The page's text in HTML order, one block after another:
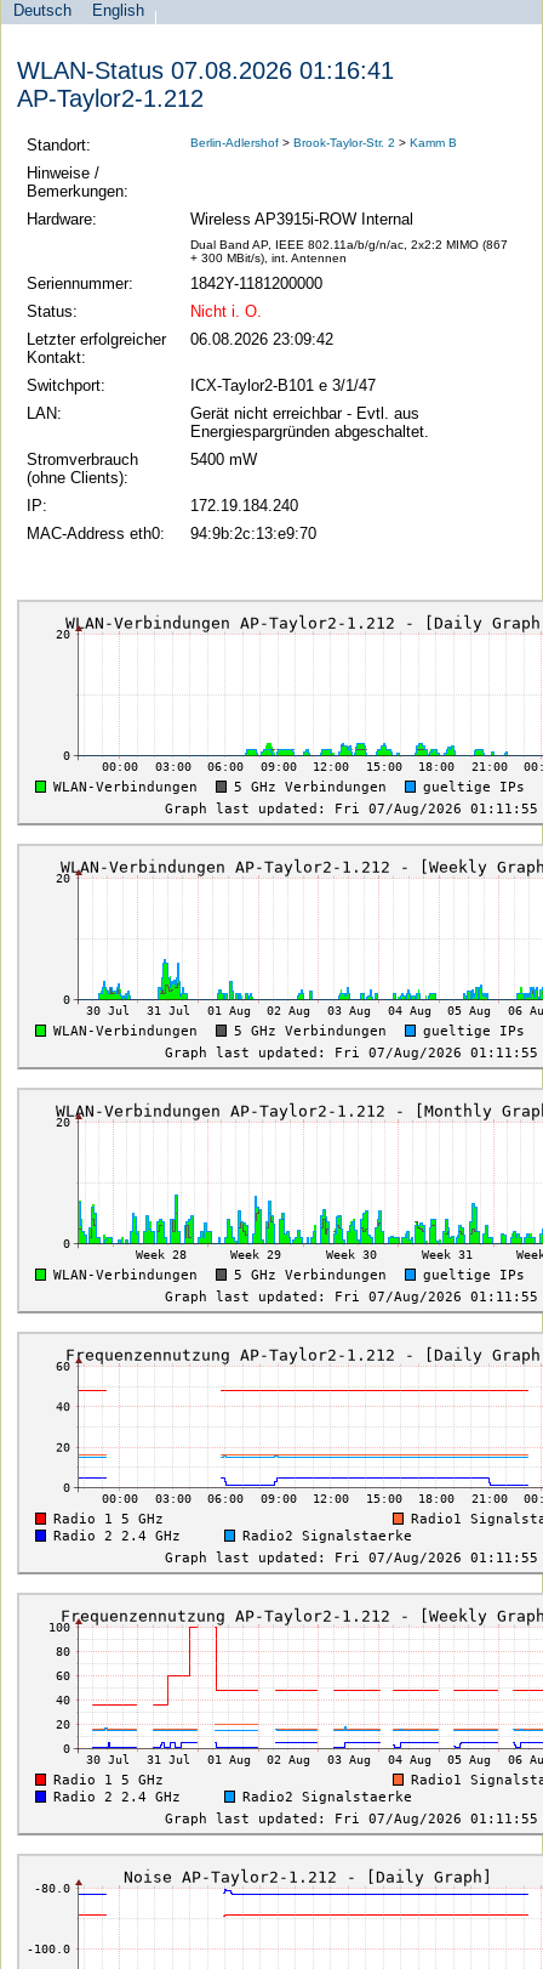
Sprachauswahl
Deutsch
English
search-menu
Universität
zu
Berlin
Computer-
und
WLAN-Status 07.08.2026 01:16:41
AP-Taylor2-1.212
Standort: Berlin-Adlershof >Brook-Taylor-Str. 2 >Kamm B
Hinweise /
Bemerkungen:
Hardware:
Wireless AP3915i-ROW Internal
Dual Band AP, IEEE 802.11a/b/g/n/ac, 2x2:2 MIMO (867
+ 300 MBit/s), int. Antennen
Seriennummer:
1842Y-1181200000
Status:
Nicht i. O.
Letzter erfolgreicher
Kontakt:
06.08.2026 23:09:42
Switchport:
ICX-Taylor2-B101 e 3/1/47
LAN:
Gerät nicht erreichbar - Evtl. aus
Energiespargründen abgeschaltet.
Stromverbrauch
(ohne Clients):
5400 mW
IP:
172.19.184.240
MAC-Address eth0:
94:9b:2c:13:e9:70